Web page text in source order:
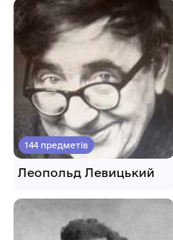
144 предметів
Леопольд Левицький